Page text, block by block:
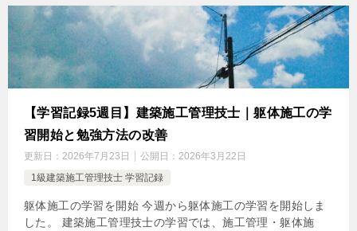
【学習記録5週目】建築施工管理技士｜躯体施工の学
習開始と勉強方法の改善
更新日： 2026年7月23日 公開日： 2026年3月22日
1級建築施工管理技士 学習記録
躯体施工の学習を開始 今週から躯体施工の学習を開始しま
した。 建築施工管理技士の学習では、施工管理・躯体施